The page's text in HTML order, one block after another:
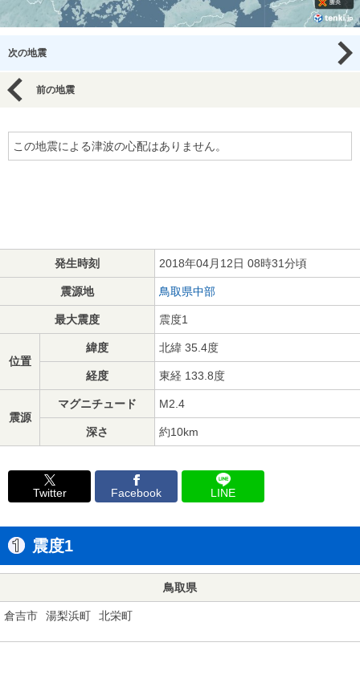
次の地震
前の地震
この地震による津波の心配はありません。
発生時刻 2018年04月12日 08時31分頃
震源地 鳥取県中部
最大震度 震度1
位置
緯度 北緯 35.4度
経度 東経 133.8度
震源
マグニチュード M2.4
深さ 約10km
Twitter Facebook LINE
震度1
鳥取県
倉吉市 湯梨浜町 北栄町